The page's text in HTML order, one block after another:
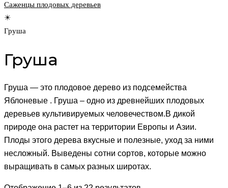
Саженцы плодовых деревьев
☀
Груша
Груша
Груша — это плодовое дерево из подсемейства
Яблоневые . Груша – одно из древнейших плодовых
деревьев культивируемых человечеством.В дикой
природе она растет на территории Европы и Азии.
Плоды этого дерева вкусные и полезные, уход за ними
несложный. Выведены сотни сортов, которые можно
выращивать в самых разных широтах.